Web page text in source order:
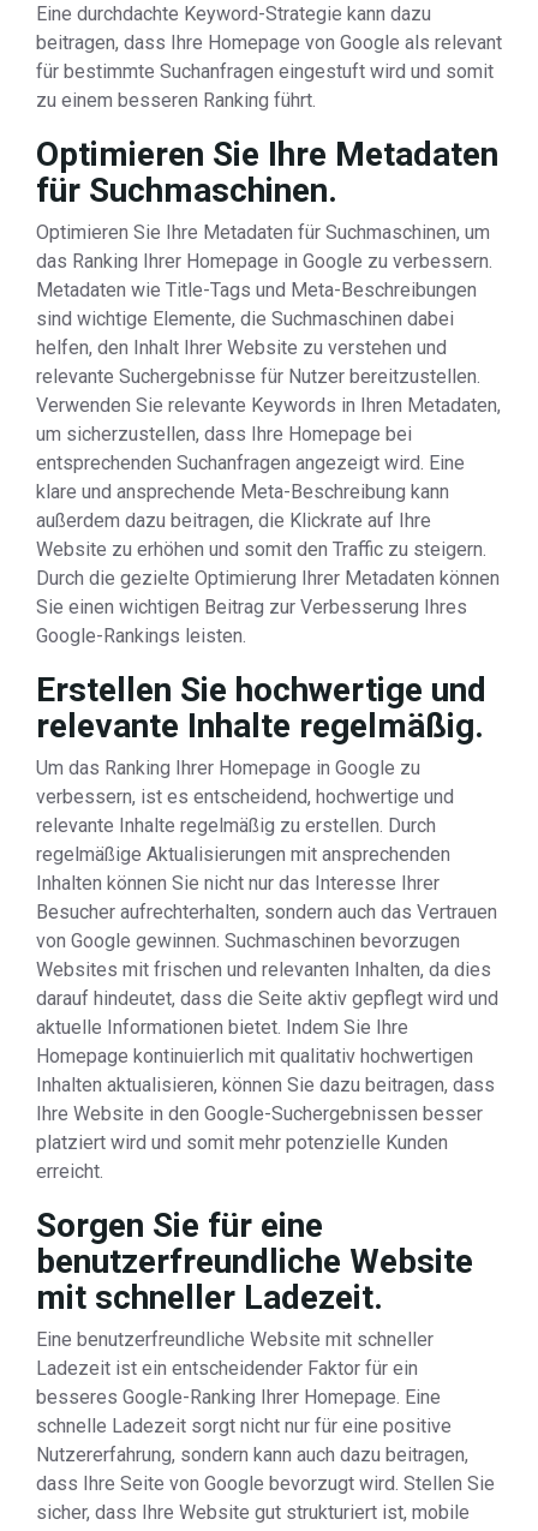
Eine durchdachte Keyword-Strategie kann dazu
beitragen, dass Ihre Homepage von Google als relevant
für bestimmte Suchanfragen eingestuft wird und somit
zu einem besseren Ranking führt.
Optimieren Sie Ihre Metadaten
für Suchmaschinen.
Optimieren Sie Ihre Metadaten für Suchmaschinen, um
das Ranking Ihrer Homepage in Google zu verbessern.
Metadaten wie Title-Tags und Meta-Beschreibungen
sind wichtige Elemente, die Suchmaschinen dabei
helfen, den Inhalt Ihrer Website zu verstehen und
relevante Suchergebnisse für Nutzer bereitzustellen.
Verwenden Sie relevante Keywords in Ihren Metadaten,
um sicherzustellen, dass Ihre Homepage bei
entsprechenden Suchanfragen angezeigt wird. Eine
klare und ansprechende Meta-Beschreibung kann
außerdem dazu beitragen, die Klickrate auf Ihre
Website zu erhöhen und somit den Traffic zu steigern.
Durch die gezielte Optimierung Ihrer Metadaten können
Sie einen wichtigen Beitrag zur Verbesserung Ihres
Google-Rankings leisten.
Erstellen Sie hochwertige und
relevante Inhalte regelmäßig.
Um das Ranking Ihrer Homepage in Google zu
verbessern, ist es entscheidend, hochwertige und
relevante Inhalte regelmäßig zu erstellen. Durch
regelmäßige Aktualisierungen mit ansprechenden
Inhalten können Sie nicht nur das Interesse Ihrer
Besucher aufrechterhalten, sondern auch das Vertrauen
von Google gewinnen. Suchmaschinen bevorzugen
Websites mit frischen und relevanten Inhalten, da dies
darauf hindeutet, dass die Seite aktiv gepflegt wird und
aktuelle Informationen bietet. Indem Sie Ihre
Homepage kontinuierlich mit qualitativ hochwertigen
Inhalten aktualisieren, können Sie dazu beitragen, dass
Ihre Website in den Google-Suchergebnissen besser
platziert wird und somit mehr potenzielle Kunden
erreicht.
Sorgen Sie für eine
benutzerfreundliche Website
mit schneller Ladezeit.
Eine benutzerfreundliche Website mit schneller
Ladezeit ist ein entscheidender Faktor für ein
besseres Google-Ranking Ihrer Homepage. Eine
schnelle Ladezeit sorgt nicht nur für eine positive
Nutzererfahrung, sondern kann auch dazu beitragen,
dass Ihre Seite von Google bevorzugt wird. Stellen Sie
sicher, dass Ihre Website gut strukturiert ist, mobile